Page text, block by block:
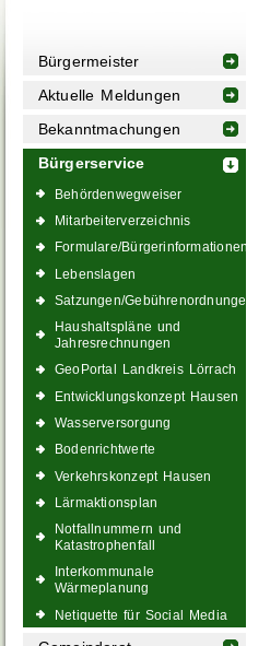
Bürgermeister
Aktuelle Meldungen
Bekanntmachungen
Bürgerservice
Behördenwegweiser
Mitarbeiterverzeichnis
Formulare/Bürgerinformationen
Lebenslagen
Satzungen/Gebührenordnungen
Haushaltspläne und
Jahresrechnungen
GeoPortal Landkreis Lörrach
Entwicklungskonzept Hausen
Wasserversorgung
Bodenrichtwerte
Verkehrskonzept Hausen
Lärmaktionsplan
Notfallnummern und
Katastrophenfall
Interkommunale
Wärmeplanung
Netiquette für Social Media